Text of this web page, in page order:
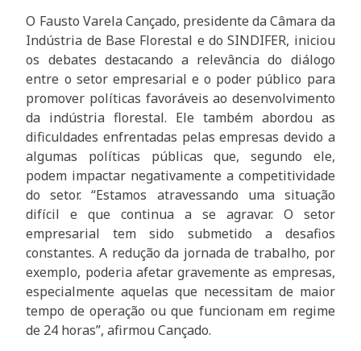
O Fausto Varela Cançado, presidente da Câmara da
Indústria de Base Florestal e do SINDIFER, iniciou
os debates destacando a relevância do diálogo
entre o setor empresarial e o poder público para
promover políticas favoráveis ao desenvolvimento
da indústria florestal. Ele também abordou as
dificuldades enfrentadas pelas empresas devido a
algumas políticas públicas que, segundo ele,
podem impactar negativamente a competitividade
do setor. “Estamos atravessando uma situação
difícil e que continua a se agravar. O setor
empresarial tem sido submetido a desafios
constantes. A redução da jornada de trabalho, por
exemplo, poderia afetar gravemente as empresas,
especialmente aquelas que necessitam de maior
tempo de operação ou que funcionam em regime
de 24 horas”, afirmou Cançado.